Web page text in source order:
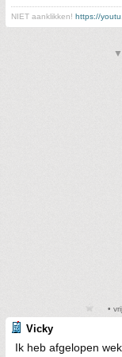
NIET aanklikken! https://
▼
•
Vicky
Ik heb afgelopen